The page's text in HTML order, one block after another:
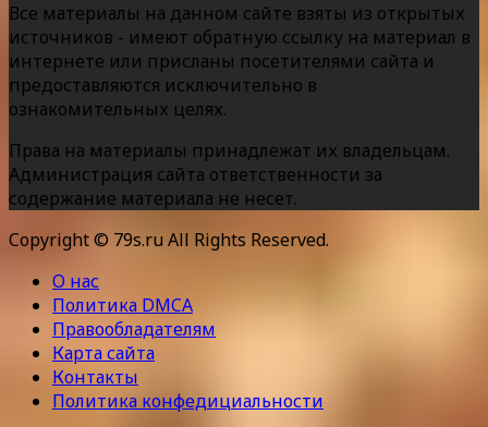
Все материалы на данном сайте взяты из открытых
источников - имеют обратную ссылку на материал в
интернете или присланы посетителями сайта и
предоставляются исключительно в
ознакомительных целях.
Права на материалы принадлежат их владельцам.
Администрация сайта ответственности за
содержание материала не несет.
Copyright © 79s.ru All Rights Reserved.
О нас
Политика DMCA
Правообладателям
Карта сайта
Контакты
Политика конфедициальности